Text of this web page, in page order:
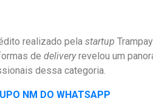
realizado pela startup
de deliveryrevelou um
dessa categoria.
NM DO WHATSAPP